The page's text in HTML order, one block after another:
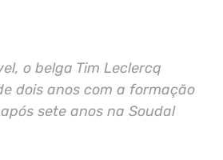
o belga Tim Leclercq
dois anos com a formação
sete anos na Soudal